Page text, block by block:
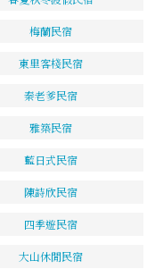
梅蘭民宿
東里客棧民宿
秦老爹民宿
雅築民宿
藍日式民宿
陳詩欣民宿
四季遊民宿
大山休閒民宿